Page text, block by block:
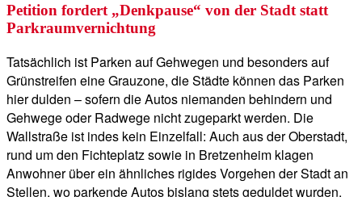
Petition fordert „Denkpause“ von der Stadt statt
Parkraumvernichtung
Tatsächlich ist Parken auf Gehwegen und besonders auf
Grünstreifen eine Grauzone, die Städte können das Parken
hier dulden – sofern die Autos niemanden behindern und
Gehwege oder Radwege nicht zugeparkt werden. Die
Wallstraße ist indes kein Einzelfall: Auch aus der Oberstadt,
rund um den Fichteplatz sowie in Bretzenheim klagen
Anwohner über ein ähnliches rigides Vorgehen der Stadt an
Stellen, wo parkende Autos bislang stets geduldet wurden.